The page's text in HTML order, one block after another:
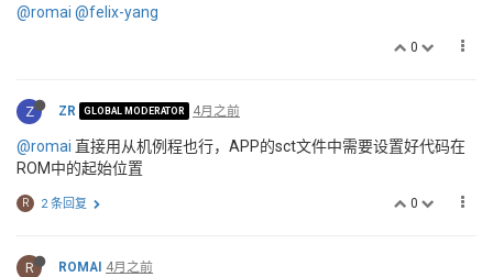
@romai @felix-yang
0
Z ZR GLOBAL MODERATOR 4月之前
@romai 直接用从机例程也行，APP的sct文件中需要设置好代码在
ROM中的起始位置
0
R 2 条回复
R ROMAI 4月之前